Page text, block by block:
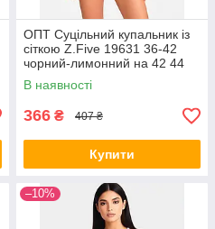
ОПТ Суцільний купальник із
сіткою Z.Five 19631 36-42
чорний-лимонний на 42 44
46 48 укр розмір
В наявності
366 ₴ 407 ₴
Купити
–10%